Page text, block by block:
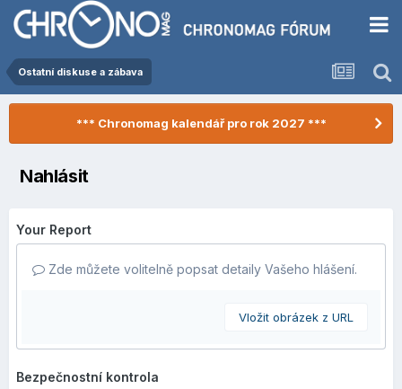
Ostatní diskuse a zábava
*** Chronomag kalendář pro rok 2027 ***
Nahlásit
Your Report
Zde můžete volitelně popsat detaily Vašeho hlášení.
Vložit obrázek z URL
Bezpečnostní kontrola